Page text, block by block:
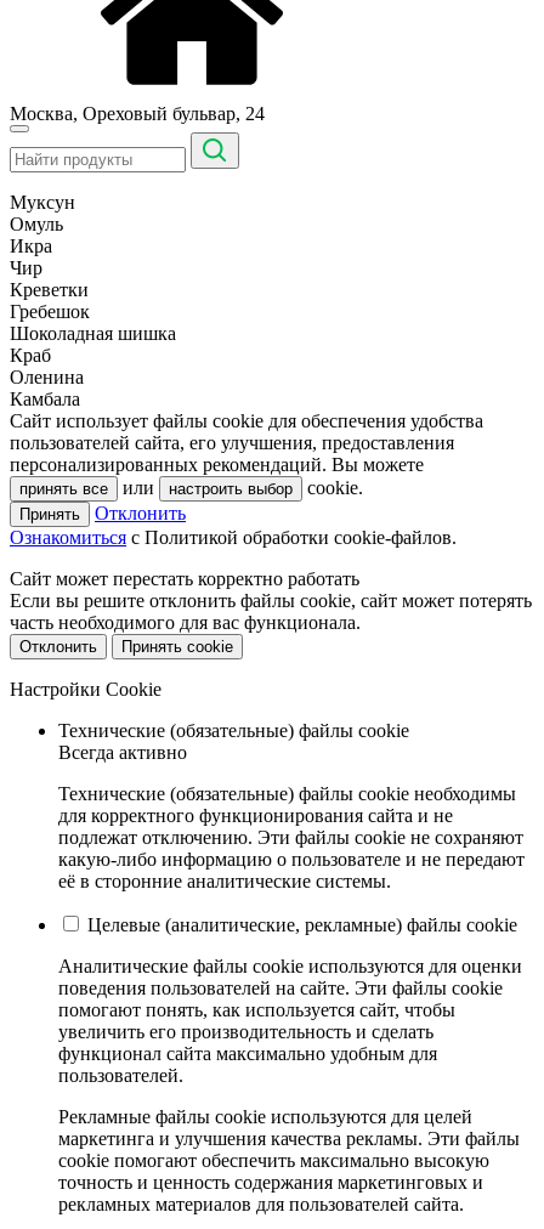
Москва, Ореховый бульвар, 24
Муксун
Омуль
Икра
Чир
Креветки
Гребешок
Шоколадная шишка
Краб
Оленина
Камбала
Сайт использует файлы cookie для обеспечения удобства
пользователей сайта, его улучшения, предоставления
персонализированных рекомендаций. Вы можете
принять все или настроить выбор cookie.
Принять
Отклонить
Ознакомиться c Политикой обработки cookie-файлов.
Сайт может перестать корректно работать
Если вы решите отклонить файлы cookie, сайт может потерять
часть необходимого для вас функционала.
Отклонить Принять cookie
Настройки Cookie
Технические (обязательные) файлы cookie
Всегда активно
Технические (обязательные) файлы cookie необходимы
для корректного функционирования сайта и не
подлежат отключению. Эти файлы cookie не сохраняют
какую-либо информацию о пользователе и не передают
её в сторонние аналитические системы.
Целевые (аналитические, рекламные) файлы cookie
Аналитические файлы cookie используются для оценки
поведения пользователей на сайте. Эти файлы cookie
помогают понять, как используется сайт, чтобы
увеличить его производительность и сделать
функционал сайта максимально удобным для
пользователей.
Рекламные файлы cookie используются для целей
маркетинга и улучшения качества рекламы. Эти файлы
cookie помогают обеспечить максимально высокую
точность и ценность содержания маркетинговых и
рекламных материалов для пользователей сайта.